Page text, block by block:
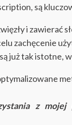
są
i zawierać
zachęcenie
już tak istotne,
z